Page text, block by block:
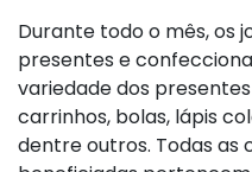
Durante todo o mês, os
presentes e
variedade dos
carrinhos, bolas, lápis
dentre outros. Todas as